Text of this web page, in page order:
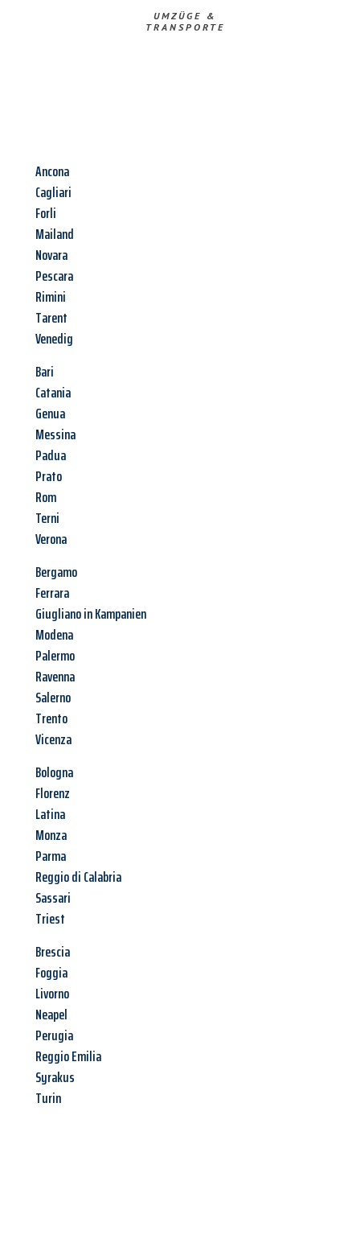
UMZÜGE &
TRANSPORTE
Ancona
Cagliari
Forli
Mailand
Novara
Pescara
Rimini
Tarent
Venedig
Bari
Catania
Genua
Messina
Padua
Prato
Rom
Terni
Verona
Bergamo
Ferrara
Giugliano in Kampanien
Modena
Palermo
Ravenna
Salerno
Trento
Vicenza
Bologna
Florenz
Latina
Monza
Parma
Reggio di Calabria
Sassari
Triest
Brescia
Foggia
Livorno
Neapel
Perugia
Reggio Emilia
Syrakus
Turin